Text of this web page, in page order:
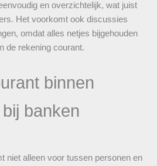
en overzichtelijk, wat juist
Het voorkomt ook discussies
omdat alles netjes bijgehouden
de rekening courant.
binnen
banken
niet alleen voor tussen personen en